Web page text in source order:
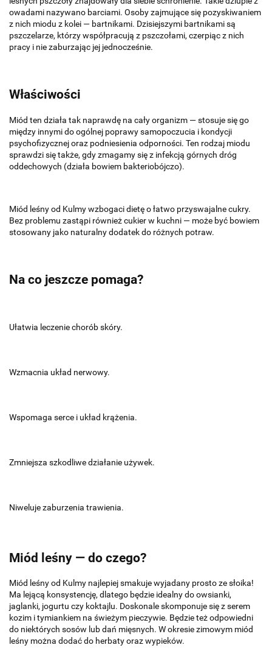
owadami nazywano barciami. Osoby zajmujące się pozyskiwaniem
z nich miodu z kolei — bartnikami. Dzisiejszymi bartnikami są
pszczelarze, którzy współpracują z pszczołami, czerpiąc z nich
pracy i nie zaburzając jej jednocześnie.
Właściwości
Miód ten działa tak naprawdę na cały organizm — stosuje się go
między innymi do ogólnej poprawy samopoczucia i kondycji
psychofizycznej oraz podniesienia odporności. Ten rodzaj miodu
sprawdzi się także, gdy zmagamy się z infekcją górnych dróg
oddechowych (działa bowiem bakteriobójczo).
Miód leśny od Kulmy wzbogaci dietę o łatwo przyswajalne cukry.
Bez problemu zastąpi również cukier w kuchni — może być bowiem
stosowany jako naturalny dodatek do różnych potraw.
Na co jeszcze pomaga?
Ułatwia leczenie chorób skóry.
Wzmacnia układ nerwowy.
Wspomaga serce i układ krążenia.
Zmniejsza szkodliwe działanie używek.
Niweluje zaburzenia trawienia.
Miód leśny — do czego?
Miód leśny od Kulmy najlepiej smakuje wyjadany prosto ze słoika!
Ma lejącą konsystencję, dlatego będzie idealny do owsianki,
jaglanki, jogurtu czy koktajlu. Doskonale skomponuje się z serem
kozim i tymiankiem na świeżym pieczywie. Będzie też odpowiedni
do niektórych sosów lub dań mięsnych. W okresie zimowym miód
leśny można dodać do herbaty oraz wypieków.